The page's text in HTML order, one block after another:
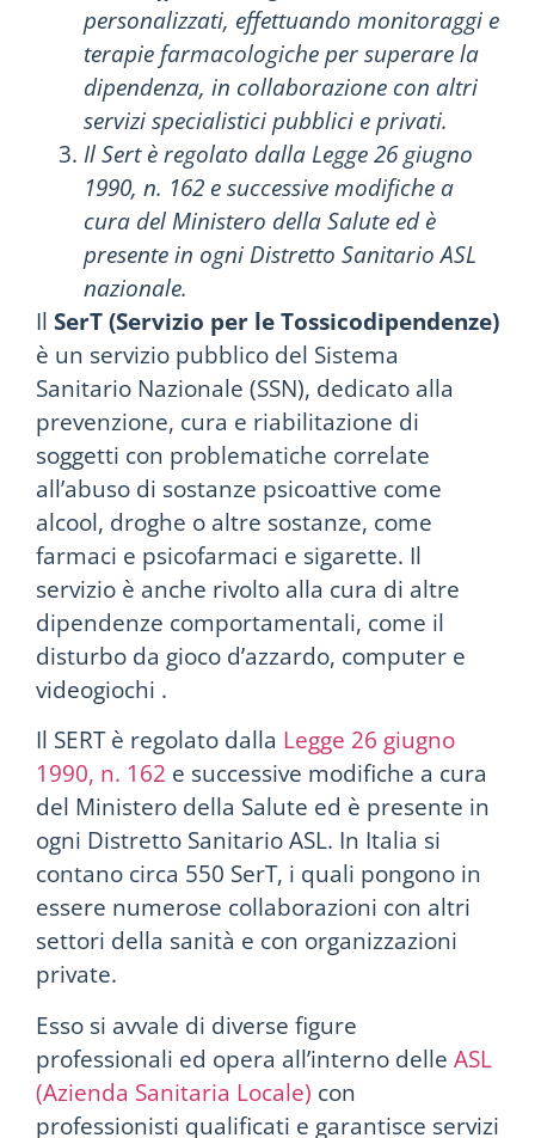
personalizzati, effettuando monitoraggi e
terapie farmacologiche per superare la
dipendenza, in collaborazione con altri
servizi specialistici pubblici e privati.
Il Sert è regolato dalla Legge 26 giugno
1990, n. 162 e successive modifiche a
cura del Ministero della Salute ed è
presente in ogni Distretto Sanitario ASL
nazionale.
Il SerT (Servizio per le Tossicodipendenze)
è un servizio pubblico del Sistema
Sanitario Nazionale (SSN), dedicato alla
prevenzione, cura e riabilitazione di
soggetti con problematiche correlate
all’abuso di sostanze psicoattive come
alcool, droghe o altre sostanze, come
farmaci e psicofarmaci e sigarette. Il
servizio è anche rivolto alla cura di altre
dipendenze comportamentali, come il
disturbo da gioco d’azzardo, computer e
videogiochi .
Il SERT è regolato dalla Legge 26 giugno
1990, n. 162 e successive modifiche a cura
del Ministero della Salute ed è presente in
ogni Distretto Sanitario ASL. In Italia si
contano circa 550 SerT, i quali pongono in
essere numerose collaborazioni con altri
settori della sanità e con organizzazioni
private.
Esso si avvale di diverse figure
professionali ed opera all’interno delle ASL
(Azienda Sanitaria Locale) con
professionisti qualificati e garantisce servizi